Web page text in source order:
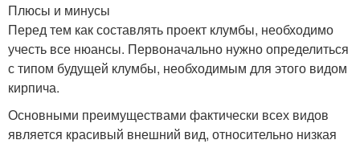
Плюсы и минусы
Перед тем как составлять проект клумбы, необходимо
учесть все нюансы. Первоначально нужно определиться
с типом будущей клумбы, необходимым для этого видом
кирпича.
Основными преимуществами фактически всех видов
является красивый внешний вид, относительно низкая